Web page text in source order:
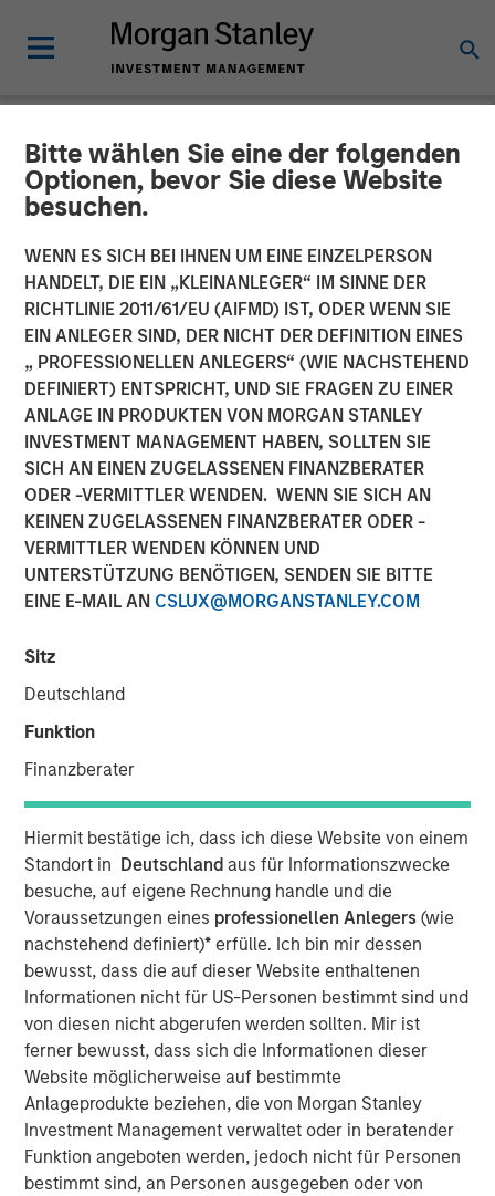
Bitte wählen Sie eine der folgenden
Optionen, bevor Sie diese Website
besuchen.
WENN ES SICH BEI IHNEN UM EINE EINZELPERSON
HANDELT, DIE EIN „KLEINANLEGER“ IM SINNE DER
RICHTLINIE 2011/61/EU (AIFMD) IST, ODER WENN SIE
EIN ANLEGER SIND, DER NICHT DER DEFINITION EINES
„ PROFESSIONELLEN ANLEGERS“ (WIE NACHSTEHEND
DEFINIERT) ENTSPRICHT, UND SIE FRAGEN ZU EINER
ANLAGE IN PRODUKTEN VON MORGAN STANLEY
INVESTMENT MANAGEMENT HABEN, SOLLTEN SIE
SICH AN EINEN ZUGELASSENEN FINANZBERATER
ODER -VERMITTLER WENDEN. WENN SIE SICH AN
KEINEN ZUGELASSENEN FINANZBERATER ODER -
VERMITTLER WENDEN KÖNNEN UND
UNTERSTÜTZUNG BENÖTIGEN, SENDEN SIE BITTE
EINE E-MAIL AN CSLUX@MORGANSTANLEY.COM
Sitz
Deutschland
Funktion
Finanzberater
Hiermit bestätige ich, dass ich diese Website von einem
Standort in Deutschland aus für Informationszwecke
besuche, auf eigene Rechnung handle und die
Voraussetzungen eines professionellen Anlegers(wie
nachstehend definiert)* erfülle. Ich bin mir dessen
bewusst, dass die auf dieser Website enthaltenen
Informationen nicht für US-Personen bestimmt sind und
von diesen nicht abgerufen werden sollten. Mir ist
ferner bewusst, dass sich die Informationen dieser
Website möglicherweise auf bestimmte
Anlageprodukte beziehen, die von Morgan Stanley
Investment Management verwaltet oder in beratender
Funktion angeboten werden, jedoch nicht für Personen
bestimmt sind, an Personen ausgegeben oder von
NEWSROOM
Clinipace Expands
Leadership Team, Supports
New CHALLENGE
ACCEPTED Brand
25 JUNI 2018
MORRISVILLE, N.C. — June 25, 2018
Clinipace, a global full-service contract research
launches a new brand identity to support its future
growth as a midsized CRO. To better serve its clients,
focuses on service supported by top CRO talent and
technologies.
Dawn Saurojoins Clinipace’s leadership team as chief
development officer. In this role, she will be responsible
for partnership strategies inclusive of leveraging her
relationships within the clinical site community to refine
and execute Clinipace’s site relationship strategy. Sauro
comes to Clinipace from Sarah Cannon, where she
served as president, Development Innovations. She also
served in several leadership capacities at inVentiv Health,
PRA Health Sciences and PPD.
Sharon Moore,M.D., MPH, MBA, brings more than a
decade of experience at a top eight clinical research
organization to her role as chief medical officer. In her
new position, Moore will increase emphasis on patient
data and the early interpretation of that data.